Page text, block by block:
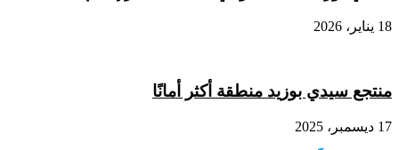
18 يناير، 2026
منتجع سيدي بوزيد منطقة أكثر أمانًا
17 ديسمبر، 2025